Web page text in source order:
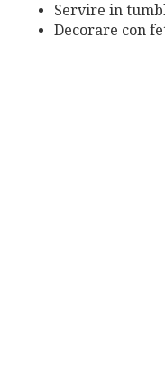
Servire in
Decorare con